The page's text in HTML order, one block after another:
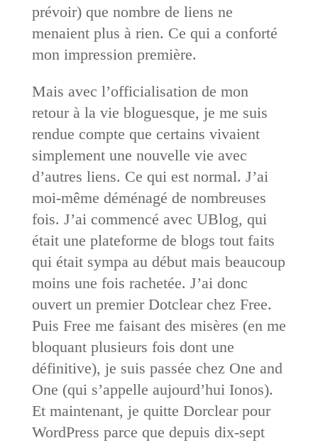
prévoir) que nombre de liens ne
menaient plus à rien. Ce qui a conforté
mon impression première.
Mais avec l’officialisation de mon
retour à la vie bloguesque, je me suis
rendue compte que certains vivaient
simplement une nouvelle vie avec
d’autres liens. Ce qui est normal. J’ai
moi-même déménagé de nombreuses
fois. J’ai commencé avec UBlog, qui
était une plateforme de blogs tout faits
qui était sympa au début mais beaucoup
moins une fois rachetée. J’ai donc
ouvert un premier Dotclear chez Free.
Puis Free me faisant des misères (en me
bloquant plusieurs fois dont une
définitive), je suis passée chez One and
One (qui s’appelle aujourd’hui Ionos).
Et maintenant, je quitte Dorclear pour
WordPress parce que depuis dix-sept